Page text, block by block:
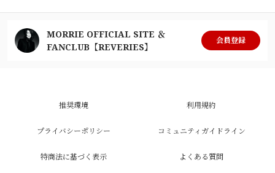
MORRIE OFFICIAL SITE ＆
FANCLUB【REVERIES】
会員登録
推奨環境 利用規約
プライバシーポリシー コミュニティガイドライン
特商法に基づく表示 よくある質問